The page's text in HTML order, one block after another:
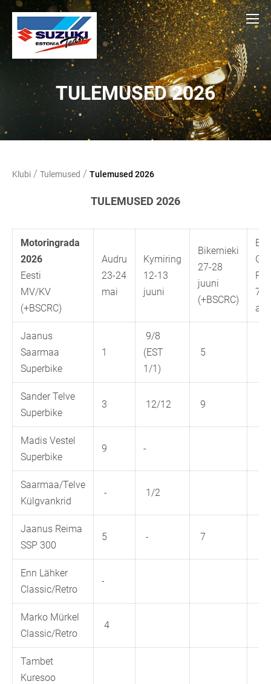
TULEMUSED 2026
Klubi / Tulemused / Tulemused 2026
TULEMUSED 2026
Motoringrada
2026
Eesti
MV/KV
(+BSCRC)
Audru
23-24
mai
Kymiring
12-13
juuni
Bikernieki
27-28
juuni
(+BSCRC)
GP
7-9
Jaanus
Saarmaa
Superbike
1
9/8
(EST
1/1)
5
Sander Telve
Superbike
3 12/12 9
Madis Vestel
Superbike
9 -
Saarmaa/Telve
Külgvankrid
- 1/2
Jaanus Reima
SSP 300
5 - 7
Enn Lähker
Classic/Retro
-
Marko Mürkel
Classic/Retro
4
Tambet
Kuresoo